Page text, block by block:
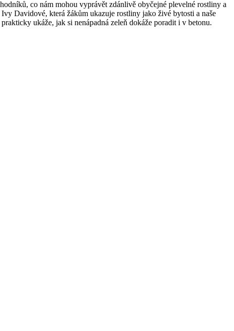
co nám mohou vyprávět zdánlivě obyčejné plevelné rostliny a
Davidové, která žákům ukazuje rostliny jako živé bytosti a naše
ukáže, jak si nenápadná zeleň dokáže poradit i v betonu.